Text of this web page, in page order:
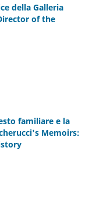
della Galleria
of the
familiare e la
Memoirs: